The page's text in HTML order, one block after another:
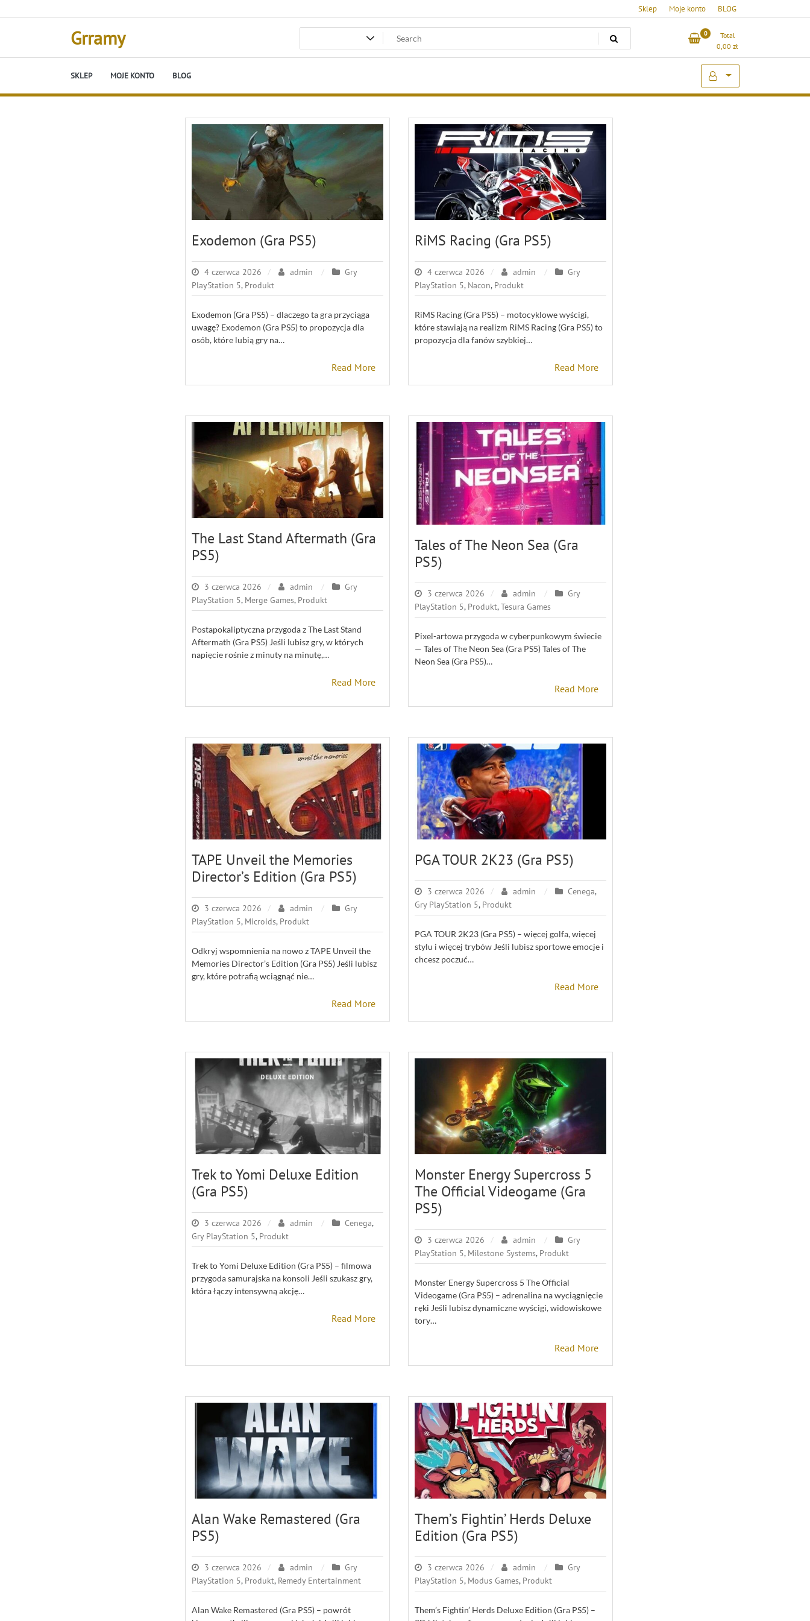
to
Sklep Moje konto BLOG
Grramy 0
Total
0,00 zł
SKLEP MOJE KONTO BLOG
Exodemon (Gra PS5)
4 czerwca 2026 admin
Gry
PlayStation 5, Produkt
Exodemon (Gra PS5) – dlaczego ta gra przyciąga
uwagę? Exodemon (Gra PS5) to propozycja dla
osób, które lubią gry na…
Read More
RiMS Racing (Gra PS5)
4 czerwca 2026 admin
Gry
PlayStation 5, Nacon, Produkt
RiMS Racing (Gra PS5) – motocyklowe wyścigi,
które stawiają na realizm RiMS Racing (Gra PS5) to
propozycja dla fanów szybkiej…
Read More
The Last Stand Aftermath (Gra
PS5)
3 czerwca 2026 admin
Gry
PlayStation 5, Merge Games, Produkt
Postapokaliptyczna przygoda z The Last Stand
Aftermath (Gra PS5) Jeśli lubisz gry, w których
napięcie rośnie z minuty na minutę,…
Read More
Tales of The Neon Sea (Gra
PS5)
3 czerwca 2026 admin
Gry
PlayStation 5, Produkt,Tesura Games
Pixel-artowa przygoda w cyberpunkowym świecie
— Tales of The Neon Sea (Gra PS5) Tales of The
Neon Sea (Gra PS5)…
Read More
TAPE Unveil the Memories
Director’s Edition (Gra PS5)
3 czerwca 2026 admin
Gry
PlayStation 5, Microids, Produkt
Odkryj wspomnienia na nowo z TAPE Unveil the
Memories Director’s Edition (Gra PS5) Jeśli lubisz
gry, które potrafią wciągnąć nie…
Read More
PGA TOUR 2K23 (Gra PS5)
3 czerwca 2026 admin Cenega,
Gry PlayStation 5, Produkt
PGA TOUR 2K23 (Gra PS5) – więcej golfa, więcej
stylu i więcej trybów Jeśli lubisz sportowe emocje i
chcesz poczuć…
Read More
Trek to Yomi Deluxe Edition
(Gra PS5)
3 czerwca 2026 admin Cenega,
Gry PlayStation 5, Produkt
Trek to Yomi Deluxe Edition (Gra PS5) – filmowa
przygoda samurajska na konsoli Jeśli szukasz gry,
która łączy intensywną akcję…
Read More
Monster Energy Supercross 5
The Official Videogame (Gra
PS5)
3 czerwca 2026 admin
Gry
PlayStation 5, Milestone Systems, Produkt
Monster Energy Supercross 5 The Official
Videogame (Gra PS5) – adrenalina na wyciągnięcie
ręki Jeśli lubisz dynamiczne wyścigi, widowiskowe
tory…
Read More
Alan Wake Remastered (Gra
PS5)
3 czerwca 2026 admin
Gry
PlayStation 5, Produkt, Remedy Entertainment
Alan Wake Remastered (Gra PS5) – powrót
Them’s Fightin’ Herds Deluxe
Edition (Gra PS5)
3 czerwca 2026 admin
Gry
PlayStation 5, Modus Games, Produkt
Them’s Fightin’ Herds Deluxe Edition (Gra PS5) –